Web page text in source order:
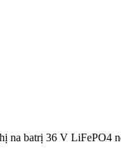
na batrị 36 V LiFePO4